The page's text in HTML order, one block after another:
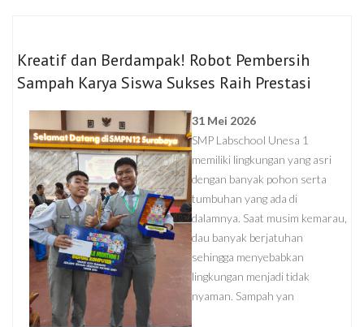
Kreatif dan Berdampak! Robot Pembersih
Sampah Karya Siswa Sukses Raih Prestasi
31 Mei 2026
SMP Labschool Unesa 1
memiliki lingkungan yang asri
dengan banyak pohon serta
tumbuhan yang ada di
dalamnya. Saat musim kemarau,
dau banyak berjatuhan
sehingga menyebabkan
lingkungan menjadi tidak
nyaman. Sampah yan